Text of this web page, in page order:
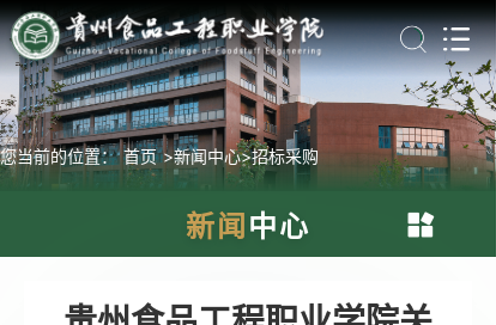
新闻 中心
您当前的位置： 首页 >新闻中心>招标采购